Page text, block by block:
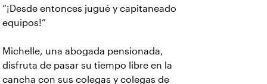
“¡Desde entonces jugué y capitaneado
equipos!”
Michelle, una abogada pensionada,
disfruta de pasar su tiempo libre en la
cancha con sus colegas y colegas de